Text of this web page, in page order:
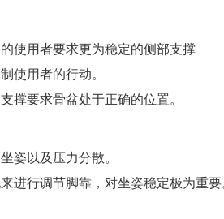
使用者要求更为稳定的侧部支撑
使用者的行动。
撑要求骨盆处于正确的位置。
姿以及压力分散。
进行调节脚靠，对坐姿稳定极为重